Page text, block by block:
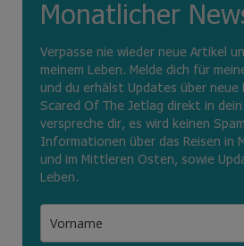
Monatlicher
Verpasse nie wieder neue Artikel
meinem Leben. Melde dich für
und du erhälst Updates über neue
Scared Of The Jetlag direkt in dein
verspreche dir, es wird keinen
Informationen über das Reisen in
und im Mittleren Osten, sowie